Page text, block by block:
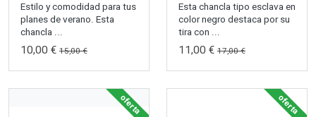
Estilo y comodidad para tus
planes de verano. Esta
chancla ...
10,00 € 15,00 €
Esta chancla tipo esclava en
color negro destaca por su
tira con ...
11,00 € 17,00 €
oferta oferta